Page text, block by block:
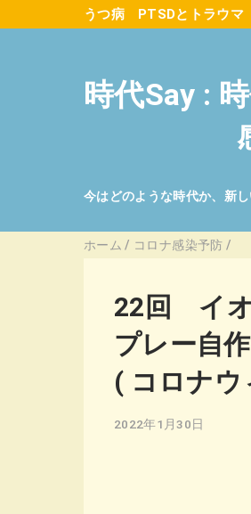
うつ病 PTSDとトラウマ
時代Say :
感じ
今はどのような時代か、新
ホーム / コロナ感染予防 /
22回 イオ
プレー自
( コロナウ
2022年1月30日